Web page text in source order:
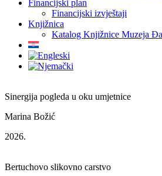
Financijski plan
Financijski izvještaji
Knjižnica
Katalog Knjižnice Muzeja
Sinergija pogleda u oku umjetnice
Marina Božić
2026.
Bertuchovo slikovno carstvo